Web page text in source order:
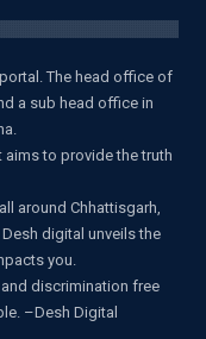
The head office of
a sub head office in
aims to provide the truth
around Chhattisgarh,
digital unveils the
you.
discrimination free
–Desh Digital